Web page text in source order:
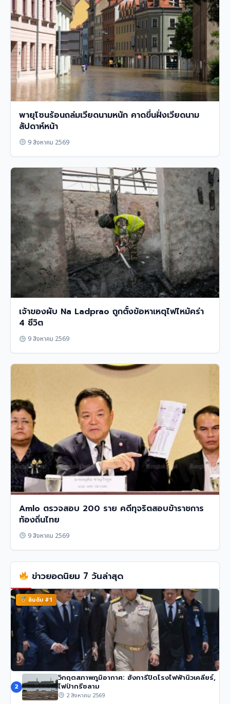
พายุโซนร้อนถล่มเวียดนามหนัก คาดขึ้นฝั่งเวียดนาม
สัปดาห์หน้า
9 สิงหาคม 2569
เจ้าของผับ Na Ladprao ถูกตั้งข้อหาเหตุไฟไหม้คร่า
4 ชีวิต
9 สิงหาคม 2569
Amlo ตรวจสอบ 200 ราย คดีทุจริตสอบข้าราชการ
ท้องถิ่นไทย
9 สิงหาคม 2569
ข่าวยอดนิยม 7 วันล่าสุด
อันดับ #1
นายกฯ อนุทิน ของไทย จวกรายงาน UN ชายแดน ‘ไม่รวม
ความเสียหายของไทย’
2
วิกฤตสภาพภูมิอากาศ: ฮังการีปิดโรงไฟฟ้านิวเคลียร์,
ไฟป่ากรีซลาม
2 สิงหาคม 2569